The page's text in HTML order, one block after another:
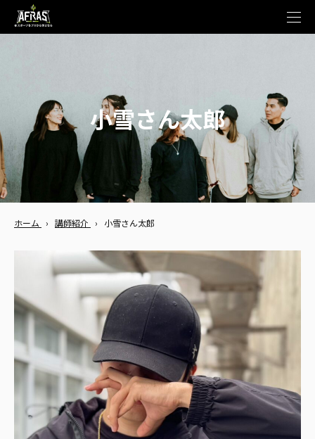
t
a
t
i
o
n
小雪さん太郎
ホーム › 講師紹介 › 小雪さん太郎